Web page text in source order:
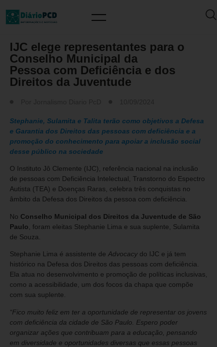
IJC elege representantes para o
Conselho Municipal da
Pessoa com Deficiência e dos
Direitos da Juventude
Stephanie, Sulamita e Talita terão como objetivos a Defesa
e Garantia dos Direitos das pessoas com deficiência e a
promoção do conhecimento para apoiar a inclusão social
desse público na sociedade
O Instituto Jô Clemente (IJC), referência nacional na inclusão
de pessoas com Deficiência Intelectual, Transtorno do Espectro
Autista (TEA) e Doenças Raras, celebra três conquistas no
âmbito da Defesa dos Direitos da pessoa com deficiência.
No Conselho Municipal dos Direitos da Juventude de São
Paulo , foram eleitas Stephanie Lima e sua suplente, Sulamita
de Souza.
Stephanie Lima é assistente de Advocacy do IJC e já tem
histórico na Defesa dos Direitos das pessoas com deficiência.
Ela atua no desenvolvimento e promoção de políticas inclusivas,
como a acessibilidade, um dos focos da chapa que compõe
com sua suplente.
“Fico muito feliz em ter a oportunidade de representar os jovens
com deficiência da cidade de São Paulo. Espero poder
organizar ações que contribuam para a educação, pensando
em diversidade e oportunidades diversas que essas pessoas